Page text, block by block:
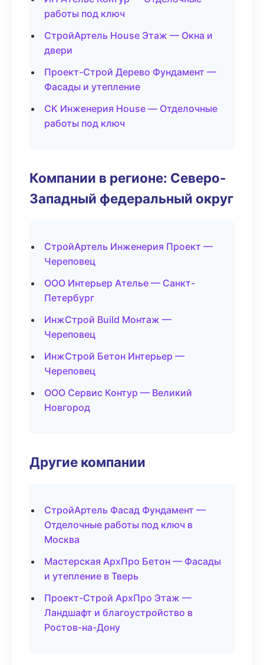
работы под ключ
СтройАртель House Этаж — Окна и
двери
Проект-Строй Дерево Фундамент —
Фасады и утепление
СК Инженерия House — Отделочные
работы под ключ
Компании в регионе: Северо-
Западный федеральный округ
СтройАртель Инженерия Проект —
Череповец
ООО Интерьер Ателье — Санкт-
Петербург
ИнжСтрой Build Монтаж —
Череповец
ИнжСтрой Бетон Интерьер —
Череповец
ООО Сервис Контур — Великий
Новгород
Другие компании
СтройАртель Фасад Фундамент —
Отделочные работы под ключ в
Москва
Мастерская АрхПро Бетон — Фасады
и утепление в Тверь
Проект-Строй АрхПро Этаж —
Ландшафт и благоустройство в
Ростов-на-Дону